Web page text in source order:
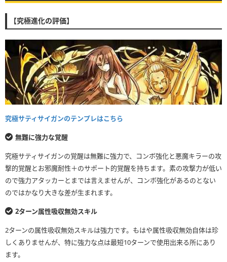
【究極進化の評価】
究極サティサイガンのテンプレはこちら
無難に強力な覚醒
究極サティサイガンの覚醒は無難に強力で、コンボ強化と悪魔キラーの攻
撃的覚醒とお邪魔耐性＋のサポート的覚醒を持ちます。素の攻撃力が低い
ので強力アタッカーとまでは言えませんが、コンボ強化があるのとない
のではかなり大きな差が生まれます。
2ターン属性吸収無効スキル
2ターンの属性吸収無効スキルは強力です。もはや属性吸収無効自体は珍
しくありませんが、特に強力な点は最短10ターンで使用出来る所にあり
ます。